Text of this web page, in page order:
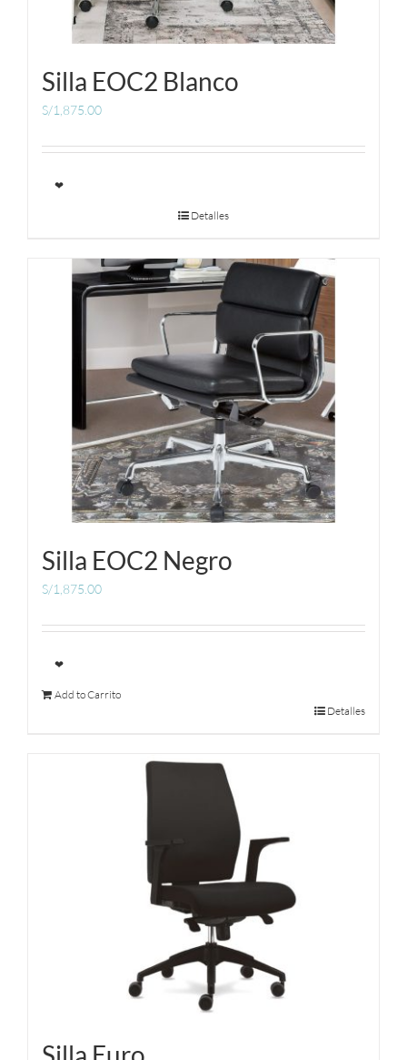
Silla EOC2 Blanco
S/1,875.00
❤
Detalles
Silla EOC2 Negro
S/1,875.00
❤
Add to Carrito
Detalles